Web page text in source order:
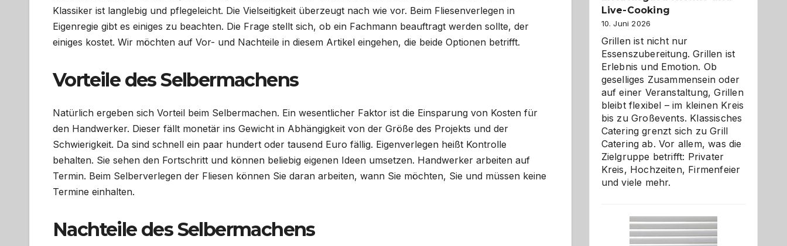
Klassiker ist langlebig und pflegeleicht. Die Vielseitigkeit überzeugt nach wie vor. Beim Fliesenverlegen in
Eigenregie gibt es einiges zu beachten. Die Frage stellt sich, ob ein Fachmann beauftragt werden sollte, der
einiges kostet. Wir möchten auf Vor- und Nachteile in diesem Artikel eingehen, die beide Optionen betrifft.
Vorteile des Selbermachens
Natürlich ergeben sich Vorteil beim Selbermachen. Ein wesentlicher Faktor ist die Einsparung von Kosten für
den Handwerker. Dieser fällt monetär ins Gewicht in Abhängigkeit von der Größe des Projekts und der
Schwierigkeit. Da sind schnell ein paar hundert oder tausend Euro fällig. Eigenverlegen heißt Kontrolle
behalten. Sie sehen den Fortschritt und können beliebig eigenen Ideen umsetzen. Handwerker arbeiten auf
Termin. Beim Selberverlegen der Fliesen können Sie daran arbeiten, wann Sie möchten, Sie und müssen keine
Termine einhalten.
Nachteile des Selbermachens
Live-Cooking
10. Juni 2026
Grillen ist nicht nur
Essenszubereitung. Grillen ist
Erlebnis und Emotion. Ob
geselliges Zusammensein oder
auf einer Veranstaltung, Grillen
bleibt flexibel – im kleinen Kreis
bis zu Großevents. Klassisches
Catering grenzt sich zu Grill
Catering ab. Vor allem, was die
Zielgruppe betrifft: Privater
Kreis, Hochzeiten, Firmenfeier
und viele mehr.